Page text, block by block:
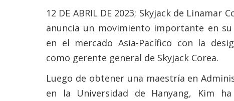
12 DE ABRIL DE 2023; Skyjack de Linamar
anuncia un movimiento importante en
en el mercado Asia-Pacífico con la
como gerente general de Skyjack Corea.
Luego de obtener una maestría en
en la Universidad de Hanyang, Kim